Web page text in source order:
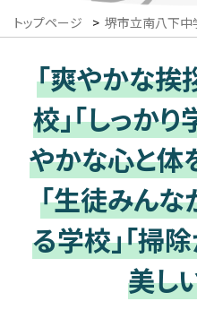
トップページ > 堺市立南八下中
「爽やかな
校」「しっか
やかな心と体
「生徒みん
る学校」「掃
美し